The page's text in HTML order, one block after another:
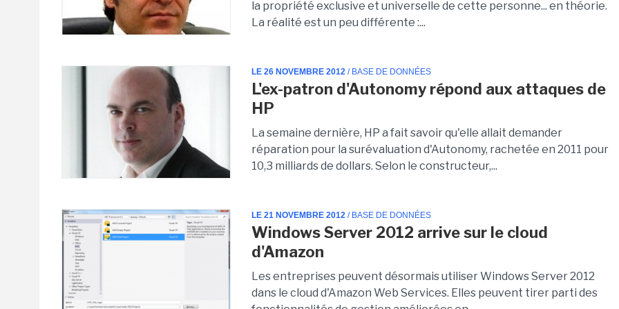
la propriété exclusive et universelle de cette personne... en théorie.
La réalité est un peu différente :...
LE 26 NOVEMBRE 2012 / BASE DE DONNÉES
L'ex-patron d'Autonomy répond aux attaques de
HP
La semaine dernière, HP a fait savoir qu'elle allait demander
réparation pour la surévaluation d'Autonomy, rachetée en 2011 pour
10,3 milliards de dollars. Selon le constructeur,...
LE 21 NOVEMBRE 2012 / BASE DE DONNÉES
Windows Server 2012 arrive sur le cloud
d'Amazon
Les entreprises peuvent désormais utiliser Windows Server 2012
dans le cloud d'Amazon Web Services. Elles peuvent tirer parti des